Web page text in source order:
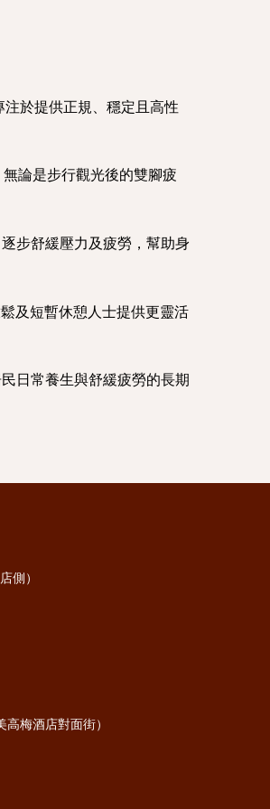
於提供正規、穩定且高性
論是步行觀光後的雙腳疲
步舒緩壓力及疲勞，幫助身
及短暫休憩人士提供更靈活
日常養生與舒緩疲勞的長期
側）
梅酒店對面街）